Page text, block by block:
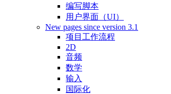
编写脚本
用户界面（UI）
New pages since version 3.1
项目工作流程
2D
音频
数学
输入
国际化